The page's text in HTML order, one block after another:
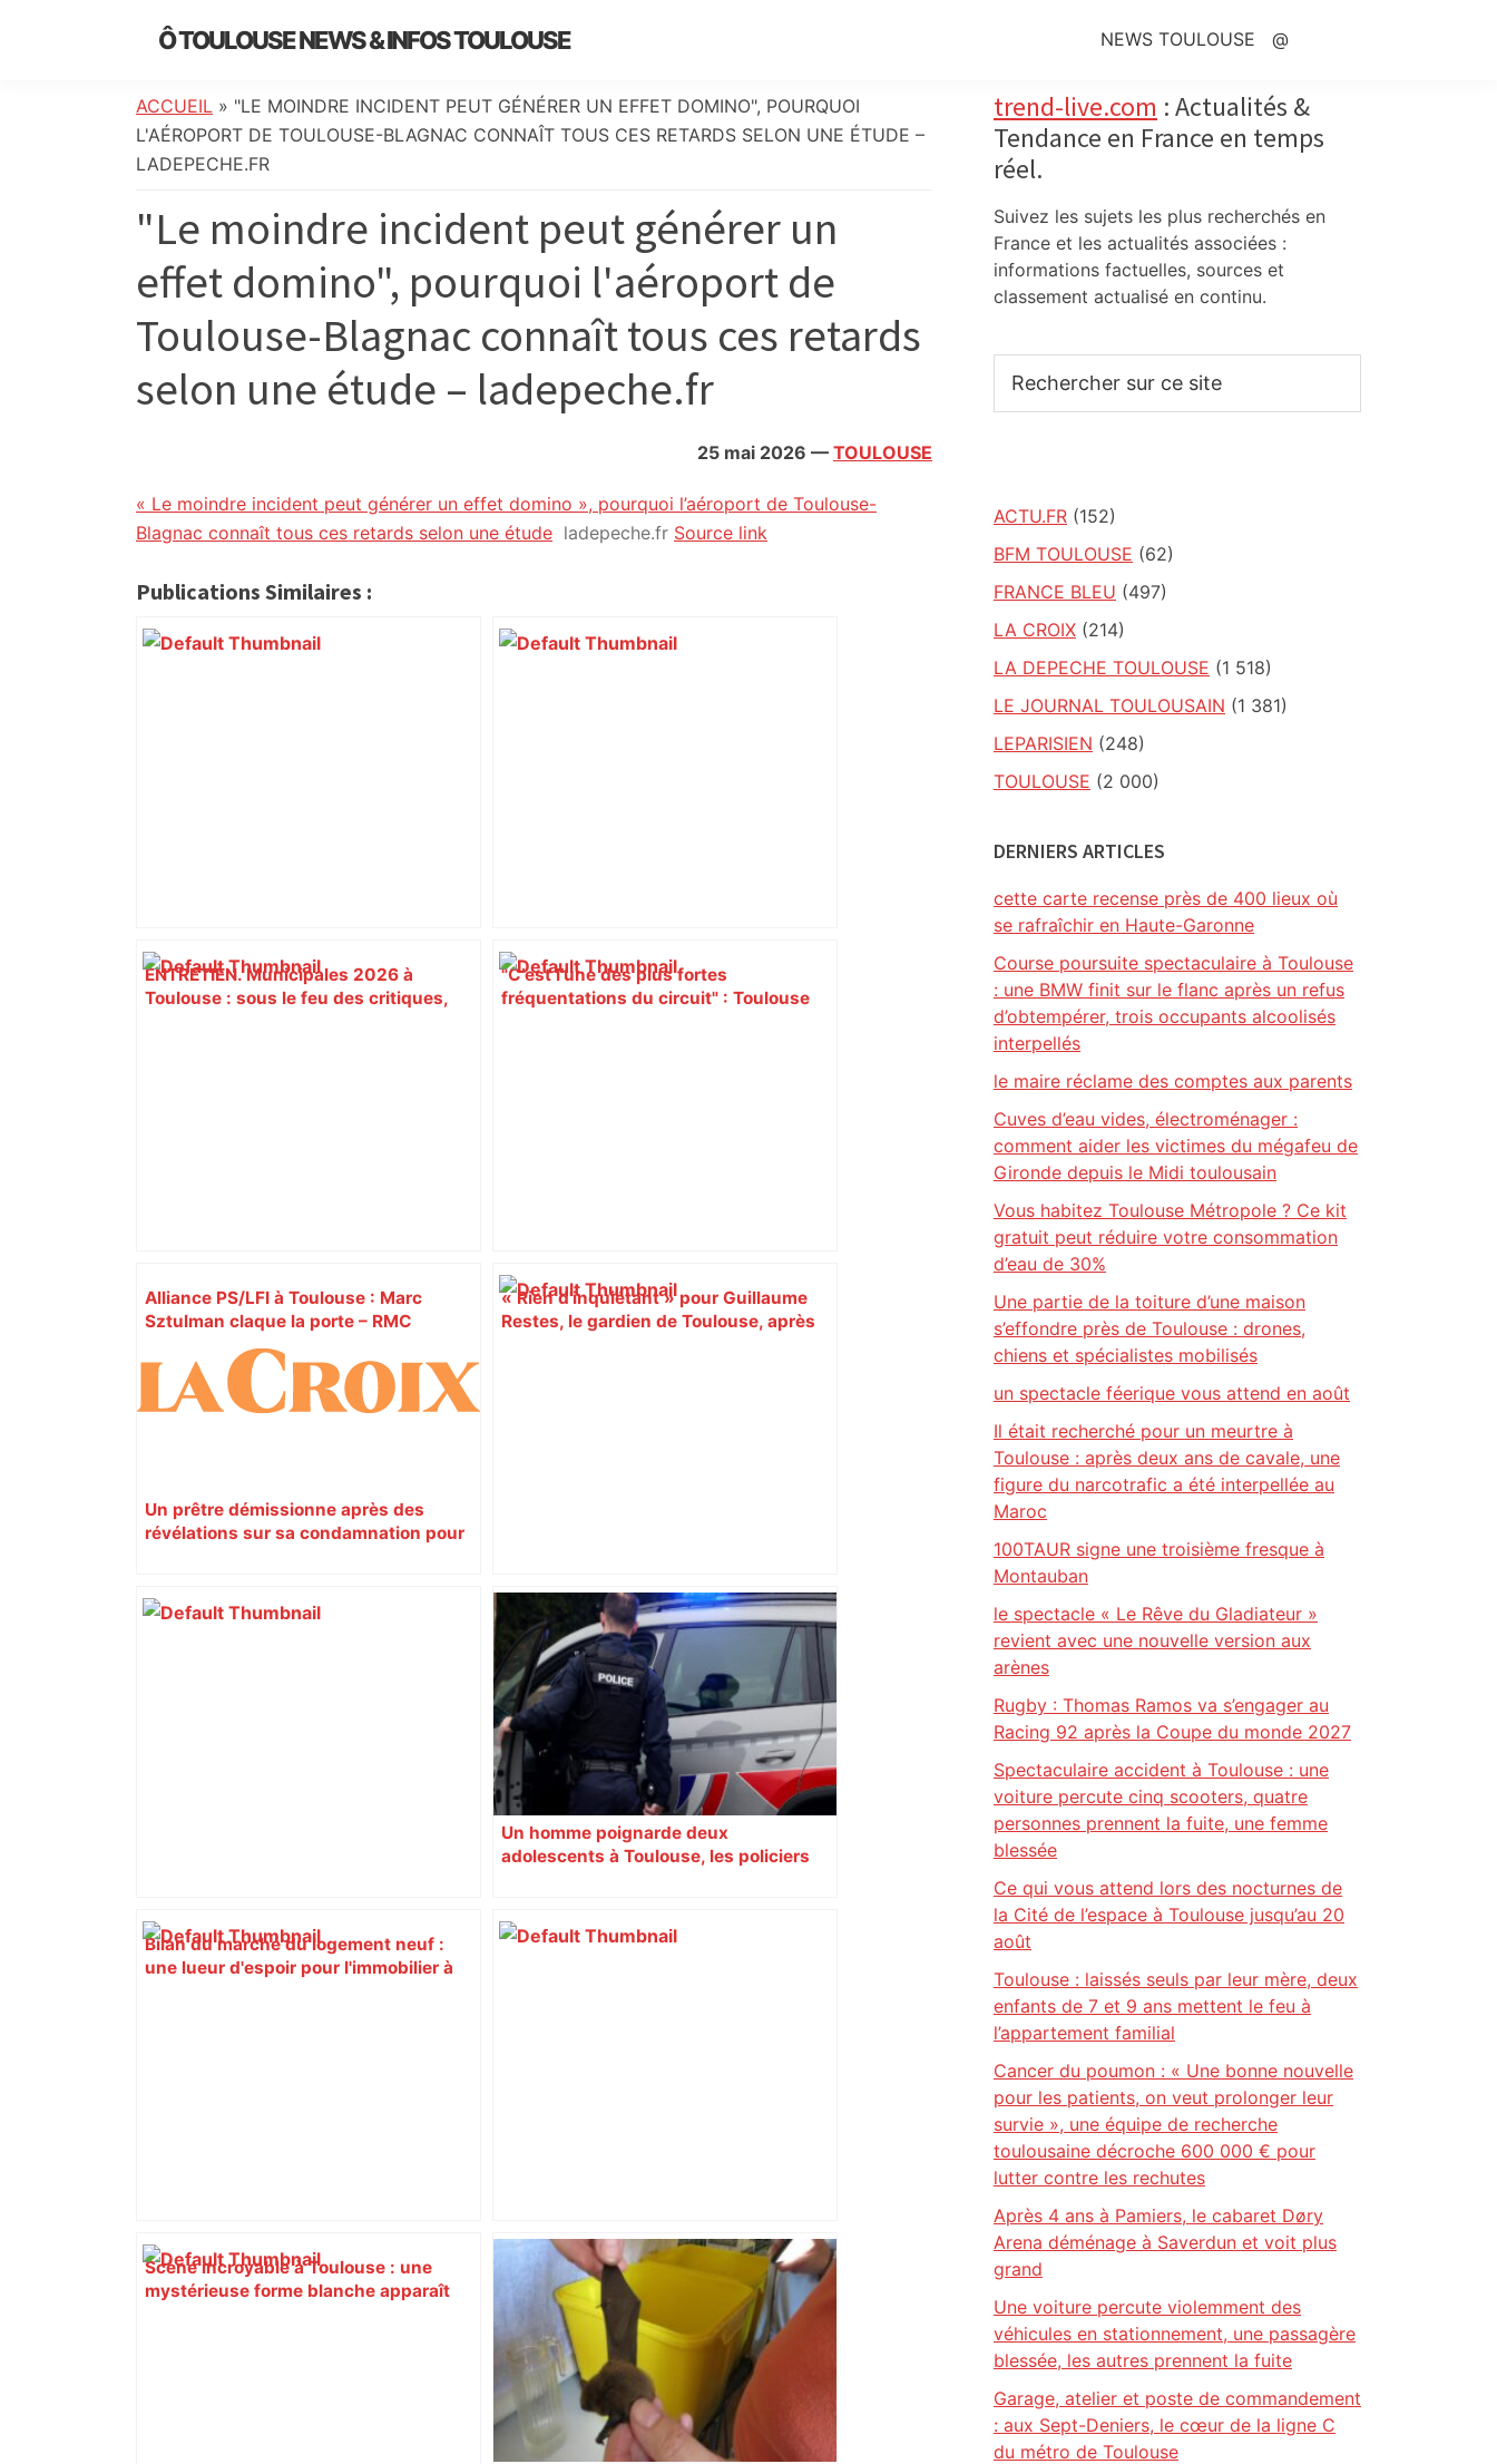
Ô TOULOUSE NEWS & INFOS TOULOUSE
de
l’actualité
toulousaine
info
locale,
société,
culture,
politique,
météo,
faits
citoyennes
NEWS TOULOUSE @
ACCUEIL » "LE MOINDRE INCIDENT PEUT GÉNÉRER UN EFFET DOMINO", POURQUOI
L'AÉROPORT DE TOULOUSE-BLAGNAC CONNAÎT TOUS CES RETARDS SELON UNE ÉTUDE –
LADEPECHE.FR
"Le moindre incident peut générer un
effet domino", pourquoi l'aéroport de
Toulouse-Blagnac connaît tous ces retards
selon une étude – ladepeche.fr
25 mai 2026 — TOULOUSE
« Le moindre incident peut générer un effet domino », pourquoi l’aéroport de Toulouse-
Blagnac connaît tous ces retards selon une étude ladepeche.fr Source link
Publications Similaires :
ENTRETIEN. Municipales 2026 à
Toulouse : sous le feu des critiques,
"C’est l’une des plus fortes
fréquentations du circuit" : Toulouse
Alliance PS/LFI à Toulouse : Marc
Sztulman claque la porte – RMC
« Rien d'inquiétant » pour Guillaume
Restes, le gardien de Toulouse, après
Un prêtre démissionne après des
révélations sur sa condamnation pour
Toulouse : concert, fan zone, DJ set…
un événement inédit se prépare au
Stadium – Actu.fr
Bilan du marché du logement neuf :
une lueur d'espoir pour l'immobilier à
Un homme poignarde deux
adolescents à Toulouse, les policiers
Scène incroyable à Toulouse : une
mystérieuse forme blanche apparaît
Vous pensiez que c’était comme une
voiture ? La vérité sur les avions qui
reculent – ici.fr
Primary
Sidebar
trend-live.com : Actualités &
Tendance en France en temps
réel.
Suivez les sujets les plus recherchés en
France et les actualités associées :
informations factuelles, sources et
classement actualisé en continu.
sur
ACTU.FR (152)
BFM TOULOUSE (62)
FRANCE BLEU (497)
LA CROIX (214)
LA DEPECHE TOULOUSE (1 518)
LE JOURNAL TOULOUSAIN (1 381)
LEPARISIEN (248)
TOULOUSE (2 000)
DERNIERS ARTICLES
cette carte recense près de 400 lieux où
se rafraîchir en Haute-Garonne
Course poursuite spectaculaire à Toulouse
: une BMW finit sur le flanc après un refus
d’obtempérer, trois occupants alcoolisés
interpellés
le maire réclame des comptes aux parents
Cuves d’eau vides, électroménager :
comment aider les victimes du mégafeu de
Gironde depuis le Midi toulousain
Vous habitez Toulouse Métropole ? Ce kit
gratuit peut réduire votre consommation
d’eau de 30%
Une partie de la toiture d’une maison
s’effondre près de Toulouse : drones,
chiens et spécialistes mobilisés
un spectacle féerique vous attend en août
Il était recherché pour un meurtre à
Toulouse : après deux ans de cavale, une
figure du narcotrafic a été interpellée au
Maroc
100TAUR signe une troisième fresque à
Montauban
le spectacle « Le Rêve du Gladiateur »
revient avec une nouvelle version aux
arènes
Rugby : Thomas Ramos va s’engager au
Racing 92 après la Coupe du monde 2027
Spectaculaire accident à Toulouse : une
voiture percute cinq scooters, quatre
personnes prennent la fuite, une femme
blessée
Ce qui vous attend lors des nocturnes de
la Cité de l’espace à Toulouse jusqu’au 20
août
Toulouse : laissés seuls par leur mère, deux
enfants de 7 et 9 ans mettent le feu à
l’appartement familial
Cancer du poumon : « Une bonne nouvelle
pour les patients, on veut prolonger leur
survie », une équipe de recherche
toulousaine décroche 600 000 € pour
lutter contre les rechutes
Après 4 ans à Pamiers, le cabaret Døry
Arena déménage à Saverdun et voit plus
grand
Une voiture percute violemment des
véhicules en stationnement, une passagère
blessée, les autres prennent la fuite
Garage, atelier et poste de commandement
: aux Sept-Deniers, le cœur de la ligne C
du métro de Toulouse